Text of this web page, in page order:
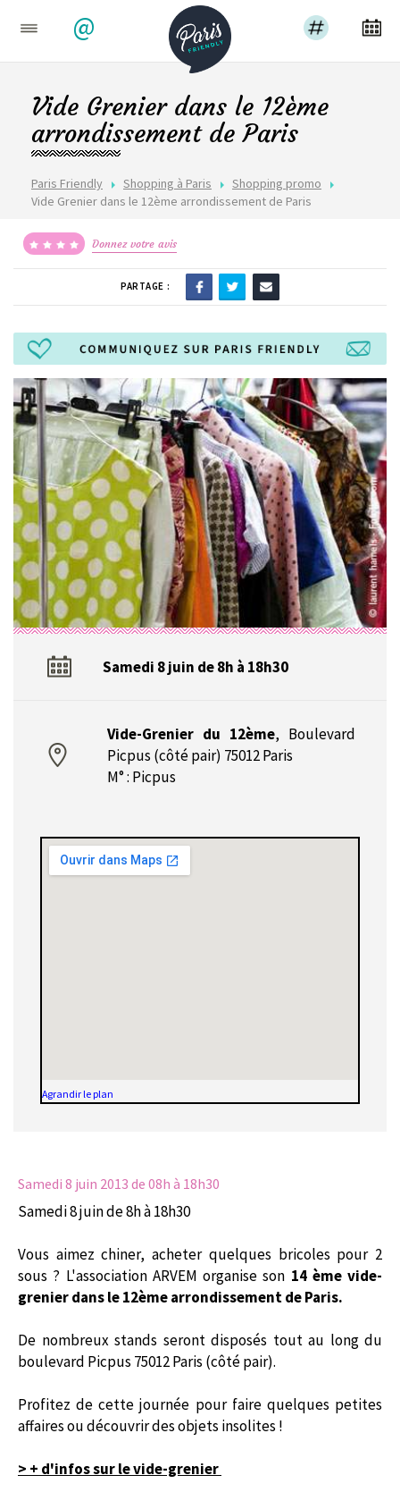
@
Paris Friendly Shopping à Paris
Shopping promo
Vide Grenier dans le 12ème arrondissement de Paris
Vide Grenier dans le 12ème
arrondissement de Paris
Donnez votre avis
PARTAGE :
Samedi 8 juin de 8h à 18h30
Vide-Grenier du 12ème, Boulevard
Picpus (côté pair) 75012 Paris
M° : Picpus
Agrandir le plan
Samedi 8 juin 2013 de 08h à 18h30
Samedi 8 juin de 8h à 18h30
Vous aimez chiner, acheter quelques bricoles pour 2
sous ? L'association ARVEM organise son 14 ème vide-
grenier dans le 12ème arrondissement de Paris.
De nombreux stands seront disposés tout au long du
boulevard Picpus 75012 Paris (côté pair).
Profitez de cette journée pour faire quelques petites
affaires ou découvrir des objets insolites !
> + d'infos sur le vide-grenier